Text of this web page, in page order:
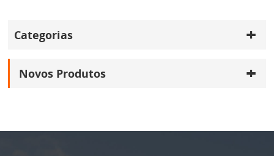
Categorias
Novos Produtos